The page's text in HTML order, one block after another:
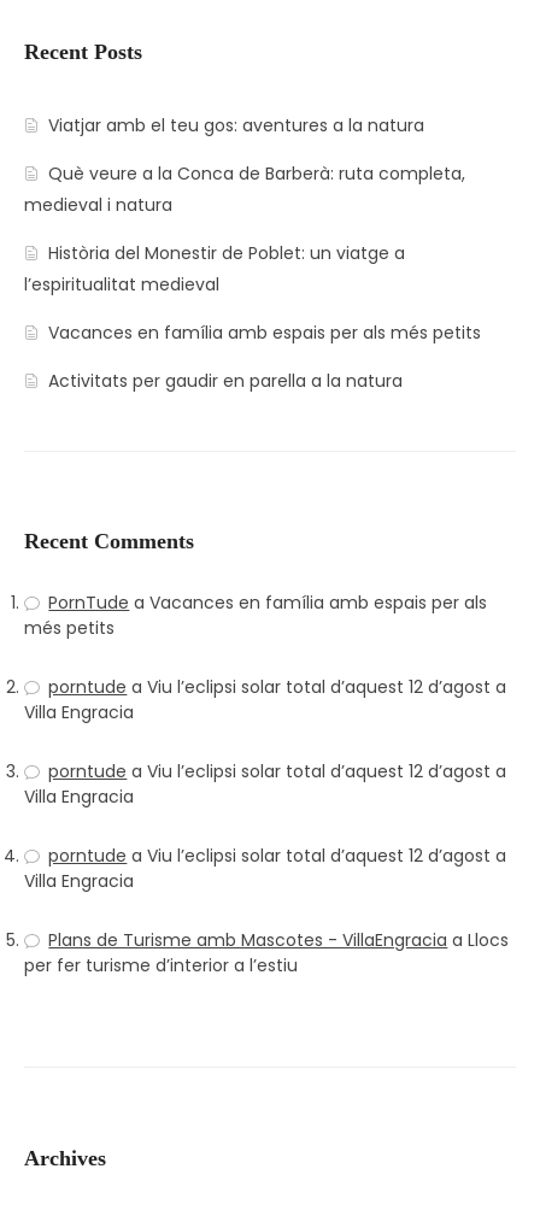
Recent Posts
Viatjar amb el teu gos: aventures a la natura
Què veure a la Conca de Barberà: ruta completa,
medieval i natura
Història del Monestir de Poblet: un viatge a
l’espiritualitat medieval
Vacances en família amb espais per als més petits
Activitats per gaudir en parella a la natura
Recent Comments
PornTude aVacances en família amb espais per als
més petits
porntude aViu l’eclipsi solar total d’aquest 12 d’agost a
Villa Engracia
porntude aViu l’eclipsi solar total d’aquest 12 d’agost a
Villa Engracia
porntude aViu l’eclipsi solar total d’aquest 12 d’agost a
Villa Engracia
Plans de Turisme amb Mascotes - VillaEngracia aLlocs
per fer turisme d’interior a l’estiu
Archives